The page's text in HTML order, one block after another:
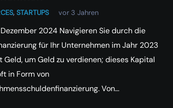
,STARTUPS vor 3 Jahren
2024 Navigieren Sie durch die
für Ihr Unternehmen im Jahr 2023
Geld, um Geld zu verdienen; dieses Kapital
in Form von
Von…